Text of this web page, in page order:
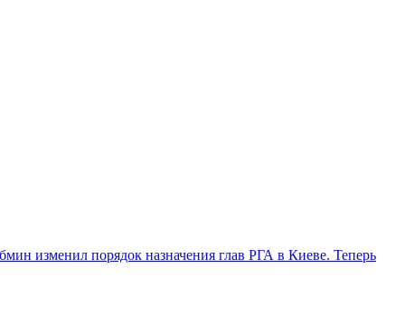
изменил порядок назначения глав РГА в Киеве. Теперь